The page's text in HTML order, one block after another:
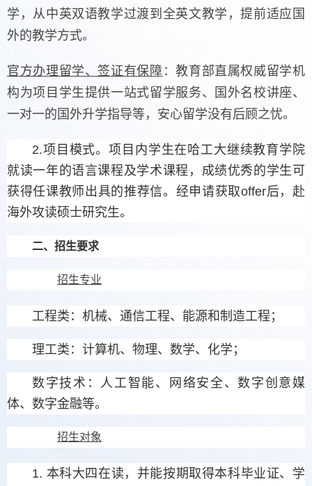
学，从中英双语教学过渡到全英文教学，提前适应国
外的教学方式。
官方办理留学、签证有保障 ：教育部直属权威留学机
构为项目学生提供一站式留学服务、国外名校讲座、
一对一的国外升学指导等，安心留学没有后顾之忧。
2.项目模式。项目内学生在哈工大继续教育学院
就读一年的语言课程及学术课程，成绩优秀的学生可
获得任课教师出具的推荐信。经申请获取offer后，赴
海外攻读硕士研究生。
二、招生要求
招生专业
工程类：机械、通信工程、能源和制造工程；
理工类：计算机、物理、数学、化学；
数字技术：人工智能、网络安全、数字创意媒
体、数字金融等。
招生对象
1. 本科大四在读，并能按期取得本科毕业证、学